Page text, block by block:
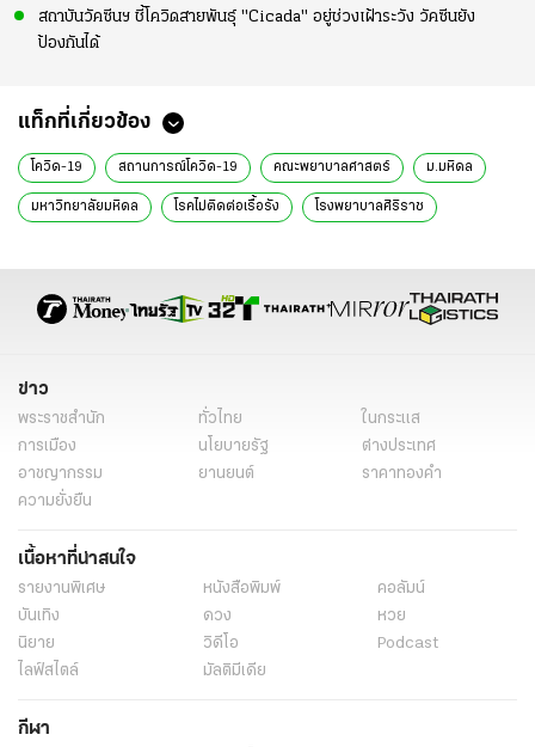
สถาบันวัคซีนฯ ชี้โควิดสายพันธุ์ "Cicada" อยู่ช่วงเฝ้าระวัง วัคซีนยัง
ป้องกันได้
แท็กที่เกี่ยวข้อง
โควิด-19 สถานการณ์โควิด-19 คณะพยาบาลศาสตร์ ม.มหิดล
มหาวิทยาลัยมหิดล โรคไม่ติดต่อเรื้อรัง โรงพยาบาลศิริราช
ข่าวทั่วไป
ข่าว
พระราชสำนัก ทั่วไทย
ในกระแส
การเมือง
นโยบายรัฐ
ต่างประเทศ
อาชญากรรม
ยานยนต์
ราคาทองคำ
ความยั่งยืน
เนื้อหาที่น่าสนใจ
รายงานพิเศษ หนังสือพิมพ์
คอลัมน์
บันเทิง
ดวง
หวย
นิยาย
วิดีโอ
Podcast
ไลฟ์สไตล์
มัลติมีเดีย
กีฬา